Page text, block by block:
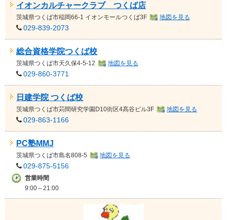
イオンカルチャークラブ つくば店
茨城県つくば市稲岡66-1 イオンモールつくば3F 地図を見る
029-839-2073
総合資格学院つくば校
茨城県つくば市天久保4-5-12 地図を見る
029-860-3771
日建学院 つくば校
茨城県つくば市苅間研究学園D10街区4髙谷ビル3F 地図を見る
029-863-1166
PC塾MMJ
茨城県つくば市島名808-5 地図を見る
029-875-5156
営業時間
9:00～21:00